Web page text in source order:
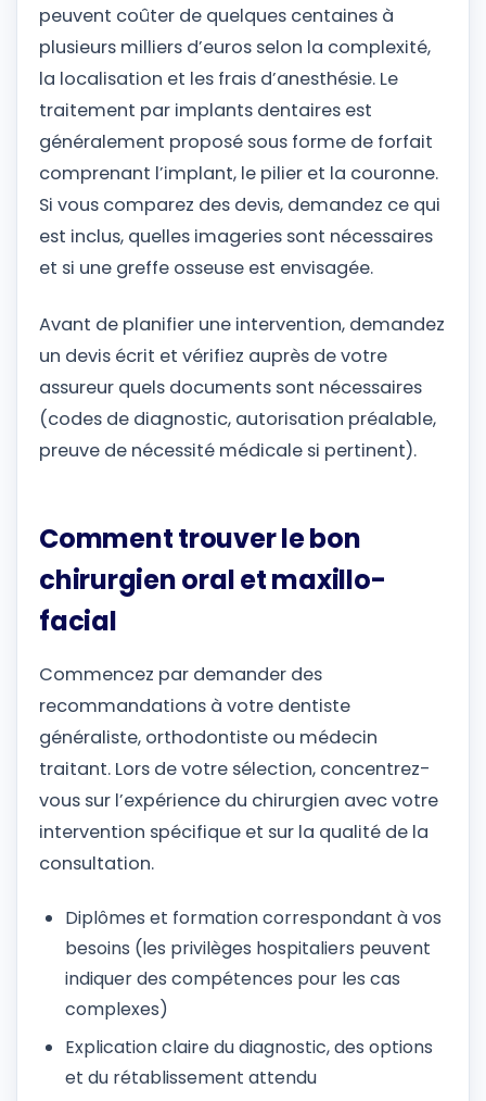
peuvent coûter de quelques centaines à
plusieurs milliers d’euros selon la complexité,
la localisation et les frais d’anesthésie. Le
traitement par implants dentaires est
généralement proposé sous forme de forfait
comprenant l’implant, le pilier et la couronne.
Si vous comparez des devis, demandez ce qui
est inclus, quelles imageries sont nécessaires
et si une greffe osseuse est envisagée.
Avant de planifier une intervention, demandez
un devis écrit et vérifiez auprès de votre
assureur quels documents sont nécessaires
(codes de diagnostic, autorisation préalable,
preuve de nécessité médicale si pertinent).
Comment trouver le bon
chirurgien oral et maxillo-
facial
Commencez par demander des
recommandations à votre dentiste
généraliste, orthodontiste ou médecin
traitant. Lors de votre sélection, concentrez-
vous sur l’expérience du chirurgien avec votre
intervention spécifique et sur la qualité de la
consultation.
Diplômes et formation correspondant à vos
besoins (les privilèges hospitaliers peuvent
indiquer des compétences pour les cas
complexes)
Explication claire du diagnostic, des options
et du rétablissement attendu